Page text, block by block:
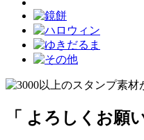
「 よろしくお願